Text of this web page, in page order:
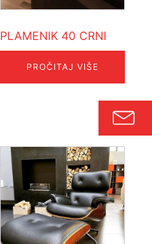
PLAMENIK 40 CRNI
PROČITAJ VIŠE